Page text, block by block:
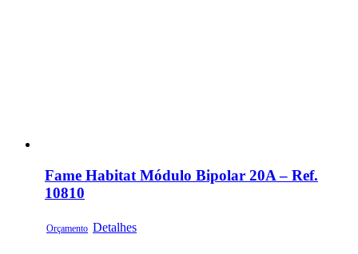
Fame Habitat Módulo Bipolar 20A – Ref.
10810
Orçamento Detalhes